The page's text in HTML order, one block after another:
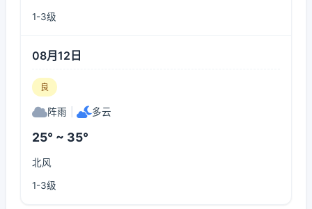
1-3级
08月12日
良
阵雨 多云
25° ~ 35°
北风
1-3级